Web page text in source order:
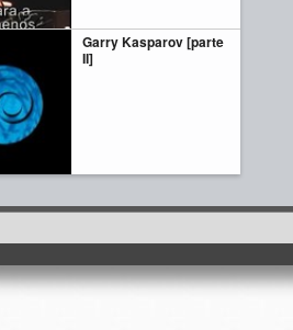
Garry Kasparov [parte
II]